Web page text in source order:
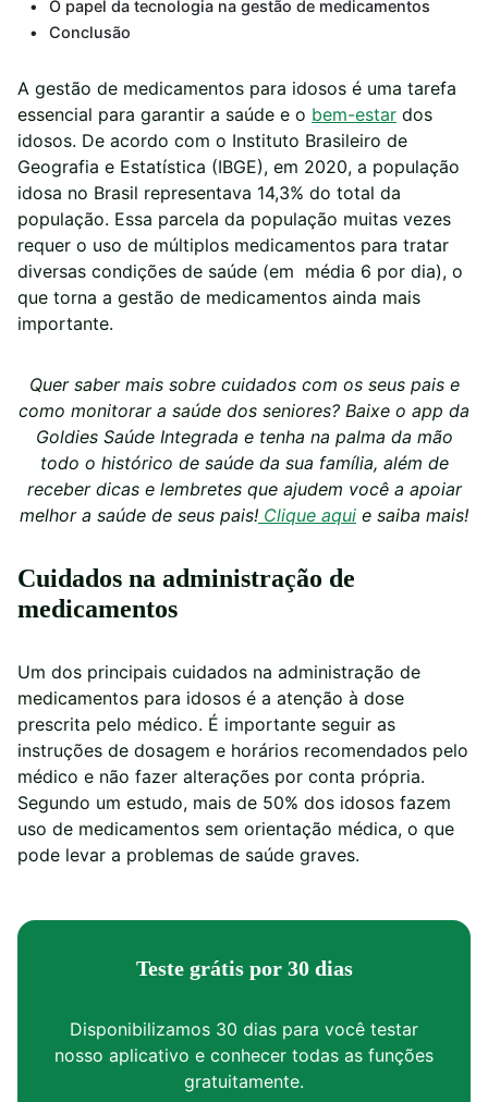
O papel da tecnologia na gestão de medicamentos
Conclusão
A gestão de medicamentos para idosos é uma tarefa
essencial para garantir a saúde e o bem-estar dos
idosos. De acordo com o Instituto Brasileiro de
Geografia e Estatística (IBGE), em 2020, a população
idosa no Brasil representava 14,3% do total da
população. Essa parcela da população muitas vezes
requer o uso de múltiplos medicamentos para tratar
diversas condições de saúde (em média 6 por dia), o
que torna a gestão de medicamentos ainda mais
importante.
Quer saber mais sobre cuidados com os seus pais e
como monitorar a saúde dos seniores? Baixe o app da
Goldies Saúde Integrada e tenha na palma da mão
todo o histórico de saúde da sua família, além de
receber dicas e lembretes que ajudem você a apoiar
melhor a saúde de seus pais! Clique aqui e saiba mais!
Cuidados na administração de
medicamentos
Um dos principais cuidados na administração de
medicamentos para idosos é a atenção à dose
prescrita pelo médico. É importante seguir as
instruções de dosagem e horários recomendados pelo
médico e não fazer alterações por conta própria.
Segundo um estudo, mais de 50% dos idosos fazem
uso de medicamentos sem orientação médica, o que
pode levar a problemas de saúde graves.
Teste grátis por 30 dias
Disponibilizamos 30 dias para você testar
nosso aplicativo e conhecer todas as funções
gratuitamente.